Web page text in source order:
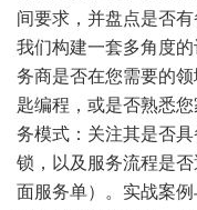
间要求，并盘点是否
我们构建一套多角度
务商是否在您需要的
匙编程，或是否熟悉
务模式：关注其是否
锁，以及服务流程是
面服务单）。实战案